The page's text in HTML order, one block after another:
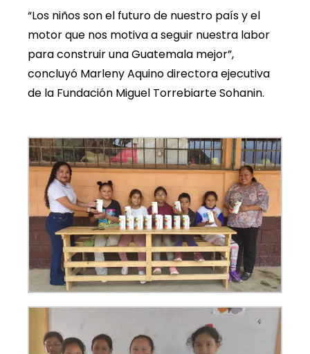
“Los niños son el futuro de nuestro país y el
motor que nos motiva a seguir nuestra labor
para construir una Guatemala mejor”,
concluyó Marleny Aquino directora ejecutiva
de la Fundación Miguel Torrebiarte Sohanin.